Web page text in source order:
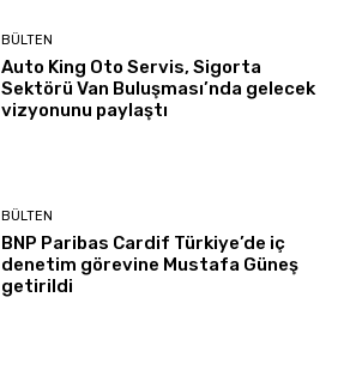
BÜLTEN
Auto King Oto Servis, Sigorta
Sektörü Van Buluşması’nda gelecek
vizyonunu paylaştı
BÜLTEN
BNP Paribas Cardif Türkiye’de iç
denetim görevine Mustafa Güneş
getirildi